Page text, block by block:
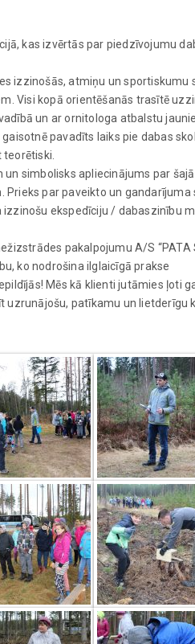
kas izvērtās par piedzīvojumu
izzinošās, atmiņu un sportiskumu
Visi kopā orientēšanās trasītē
un ar ornitologa atbalstu
pavadīts laiks pie dabas
simbolisks apliecinājums par
Prieks par paveikto un gandarījuma
ekspedīciju / dabaszinību
pakalpojumu A/S “PATA
ko nodrošina ilglaicīgā prakse
Mēs kā klienti jutāmies ļoti
patīkamu un lietderīgu